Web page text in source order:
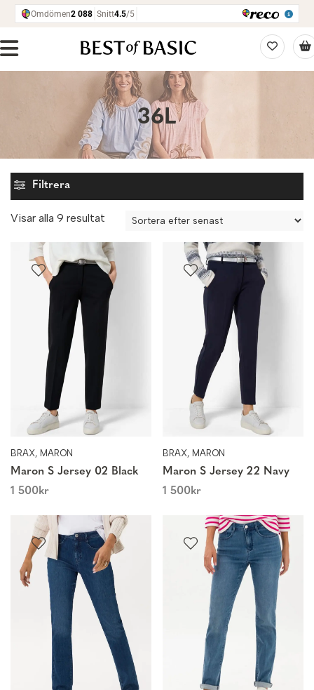
36L
Filtrera
Visar alla 9 resultat Sortera
senaste
BRAX, MARON
Maron S Jersey 02 Black
1 500kr
BRAX, MARON
Maron S Jersey 22 Navy
1 500kr